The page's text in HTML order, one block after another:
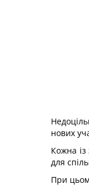
нових
Кожна
для
При